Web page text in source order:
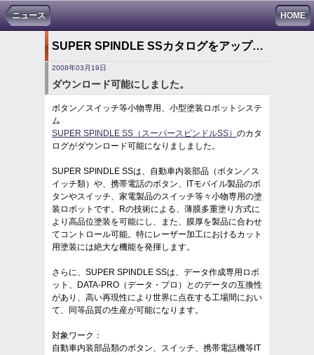
HOME
ニュース
SUPER SPINDLE SSカタログをアップしました。
2008年03月19日
ダウンロード可能にしました。
ボタン／スイッチ等小物専用、小型塗装ロボットシステ
ム
SUPER SPINDLE SS（スーパースピンドルSS） のカタ
ログがダウンロード可能になりましました。
SUPER SPINDLE SSは、自動車内装部品（ボタン／ス
イッチ類）や、携帯電話のボタン、ITモバイル製品のボ
タンやスイッチ、家電製品のスイッチ等々小物専用の塗
装ロボットです。Rの技術による、薄膜多重塗り方式に
より高品位塗装を可能にし、また、膜厚を製品に合わせ
てコントロール可能。特にレーザー加工におけるカット
用塗装には絶大な機能を発揮します。
さらに、SUPER SPINDLE SSは、データ作成専用ロボ
ット、DATA-PRO（データ・プロ）とのデータの互換性
があり、高い再現性により世界に点在する工場間におい
て、同等品質の生産が可能になります。
対象ワーク：
自動車内装部品類のボタン、スイッチ、携帯電話機等IT